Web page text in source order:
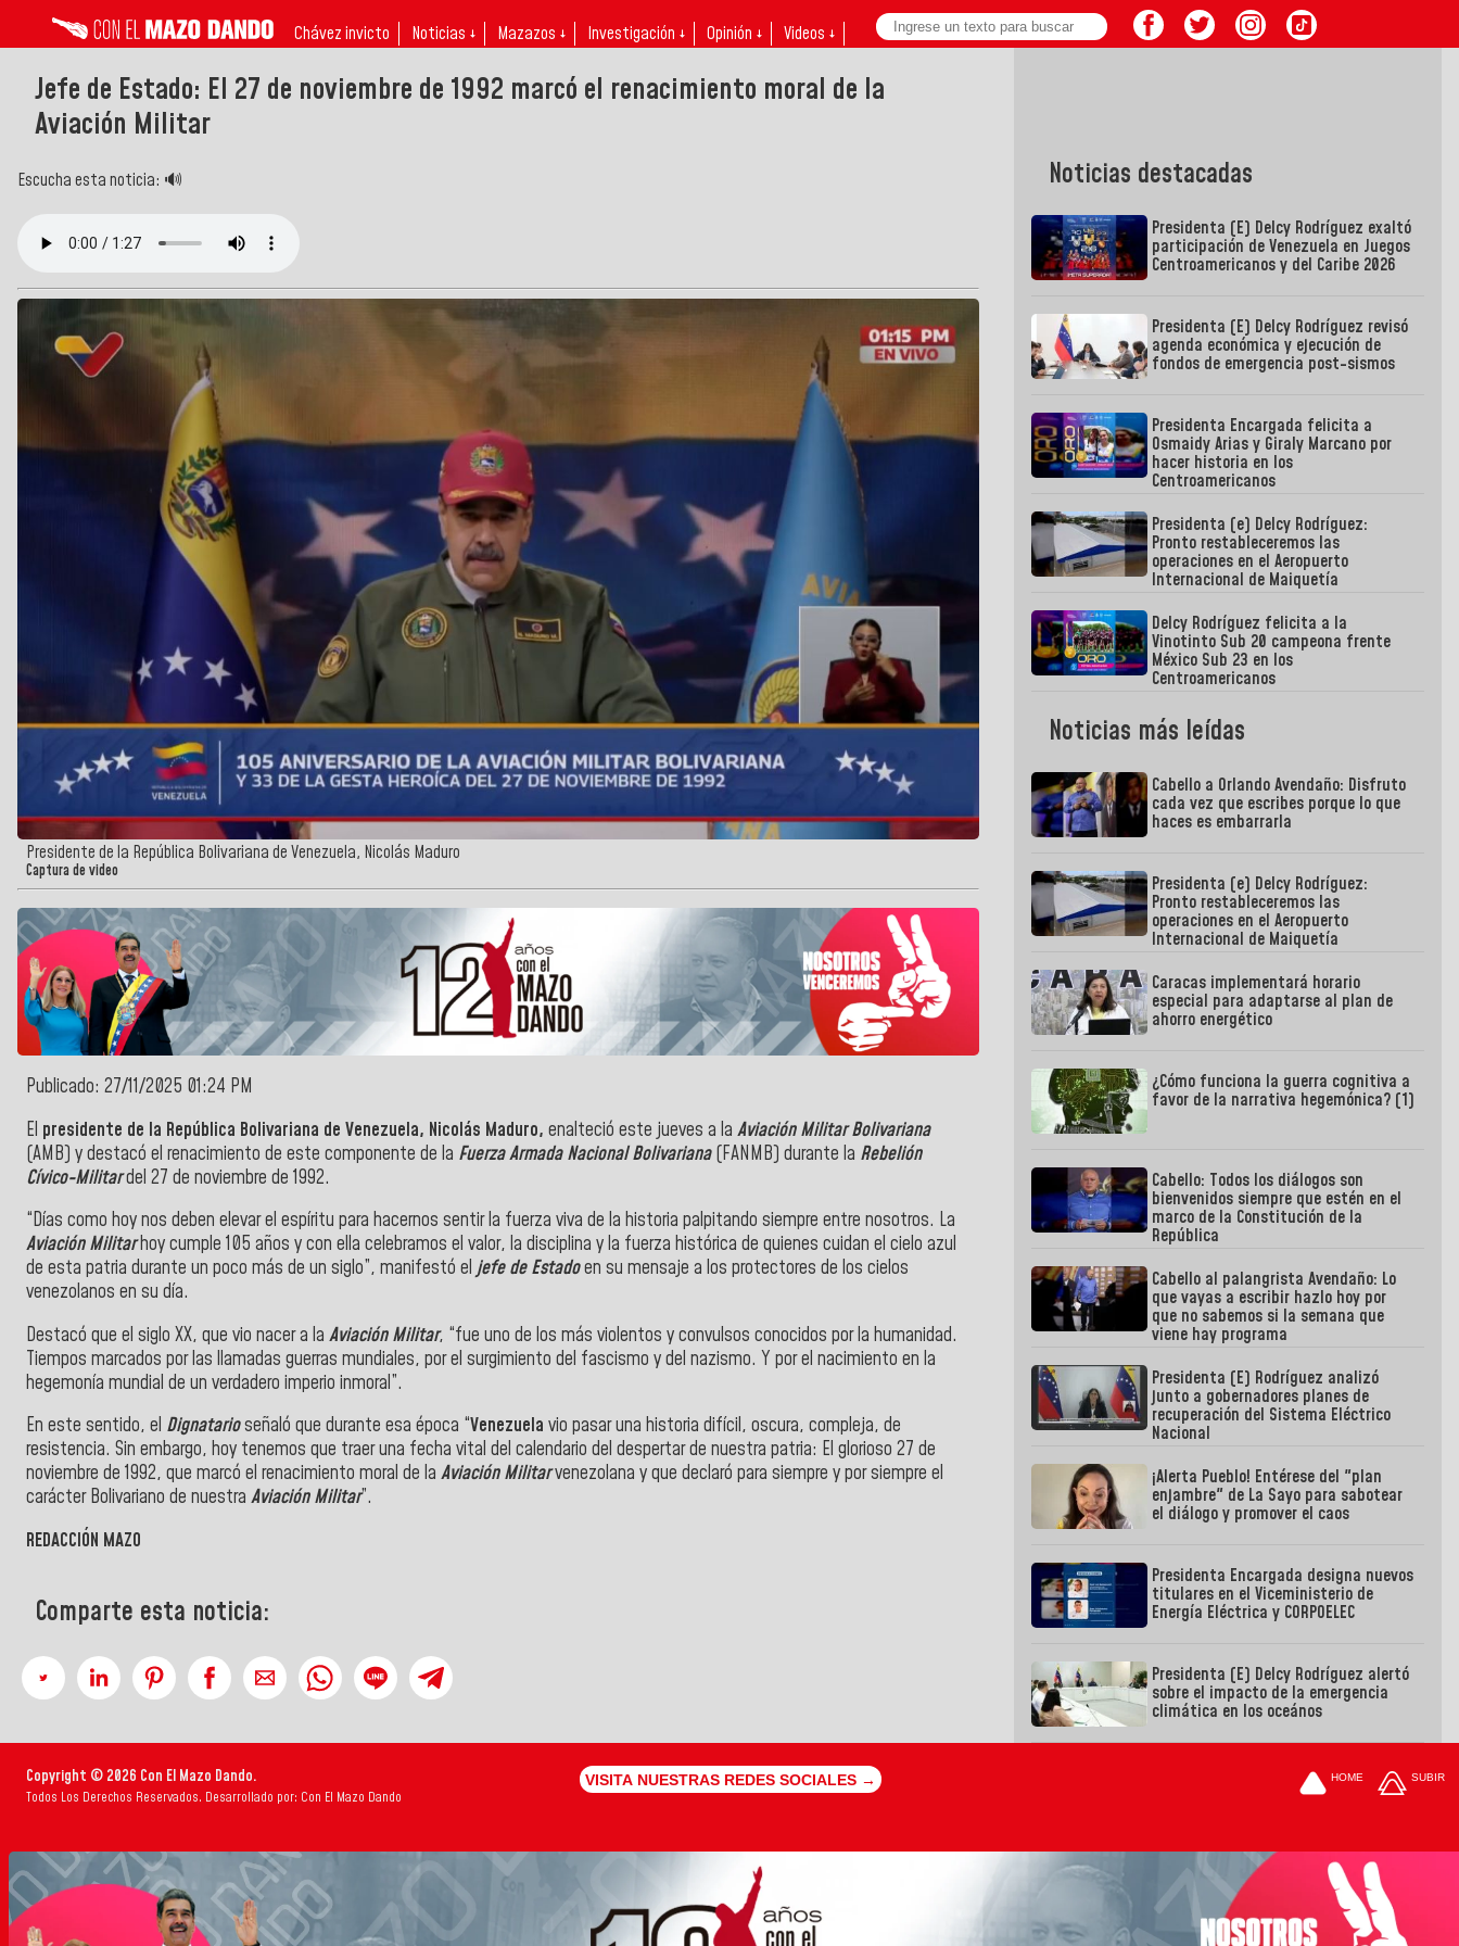
Chávez invicto Noticias ↓ Mazazos ↓ Investigación ↓ Opinión ↓ Videos ↓
Jefe de Estado: El 27 de noviembre de 1992 marcó el renacimiento moral de la
Aviación Militar
Escucha esta noticia: 🔊
Presidente de la República Bolivariana de Venezuela, Nicolás Maduro
Captura de video
Publicado: 27/11/2025 01:24 PM
El presidente de la República Bolivariana de Venezuela, Nicolás Maduro, enalteció este jueves a la Aviación Militar Bolivariana
(AMB) y destacó el renacimiento de este componente de la Fuerza Armada Nacional Bolivariana(FANMB) durante la Rebelión
Cívico-Militardel 27 de noviembre de 1992.
“Días como hoy nos deben elevar el espíritu para hacernos sentir la fuerza viva de la historia palpitando siempre entre nosotros. La
Aviación Militarhoy cumple 105 años y con ella celebramos el valor, la disciplina y la fuerza histórica de quienes cuidan el cielo azul
de esta patria durante un poco más de un siglo”, manifestó eljefe de Estadoen su mensaje a los protectores de los cielos
venezolanos en su día.
Destacó que el siglo XX, que vio nacer a la Aviación Militar, “fue uno de los más violentos y convulsos conocidos por la humanidad.
Tiempos marcados por las llamadas guerras mundiales, por el surgimiento del fascismo y del nazismo. Y por el nacimiento en la
hegemonía mundial de un verdadero imperio inmoral”.
En este sentido, el Dignatarioseñaló que durante esa época “Venezuela vio pasar una historia difícil, oscura, compleja, de
resistencia. Sin embargo, hoy tenemos que traer una fecha vital del calendario del despertar de nuestra patria: El glorioso 27 de
noviembre de 1992, que marcó el renacimiento moral de la Aviación Militarvenezolana y que declaró para siempre y por siempre el
carácter Bolivariano de nuestra Aviación Militar”.
REDACCIÓN MAZO
Comparte esta noticia:
Noticias destacadas
Presidenta (E) Delcy Rodríguez exaltó
participación de Venezuela en Juegos
Centroamericanos y del Caribe 2026
Presidenta (E) Delcy Rodríguez revisó
agenda económica y ejecución de
fondos de emergencia post-sismos
Presidenta Encargada felicita a
Osmaidy Arias y Giraly Marcano por
hacer historia en los
Centroamericanos
Presidenta (e) Delcy Rodríguez:
Pronto restableceremos las
operaciones en el Aeropuerto
Internacional de Maiquetía
Delcy Rodríguez felicita a la
Vinotinto Sub 20 campeona frente
México Sub 23 en los
Centroamericanos
Noticias más leídas
Cabello a Orlando Avendaño: Disfruto
cada vez que escribes porque lo que
haces es embarrarla
Presidenta (e) Delcy Rodríguez:
Pronto restableceremos las
operaciones en el Aeropuerto
Internacional de Maiquetía
Caracas implementará horario
especial para adaptarse al plan de
ahorro energético
¿Cómo funciona la guerra cognitiva a
favor de la narrativa hegemónica? (1)
Cabello: Todos los diálogos son
bienvenidos siempre que estén en el
marco de la Constitución de la
República
Cabello al palangrista Avendaño: Lo
que vayas a escribir hazlo hoy por
que no sabemos si la semana que
viene hay programa
Presidenta (E) Rodríguez analizó
junto a gobernadores planes de
recuperación del Sistema Eléctrico
Nacional
¡Alerta Pueblo! Entérese del "plan
enjambre" de La Sayo para sabotear
el diálogo y promover el caos
Presidenta Encargada designa nuevos
titulares en el Viceministerio de
Energía Eléctrica y CORPOELEC
Presidenta (E) Delcy Rodríguez alertó
sobre el impacto de la emergencia
climática en los oceános
Copyright © 2026 Con El Mazo Dando.
Todos Los Derechos Reservados. Desarrollado por: Con El Mazo Dando
VISITA NUESTRAS REDES SOCIALES → HOME SUBIR